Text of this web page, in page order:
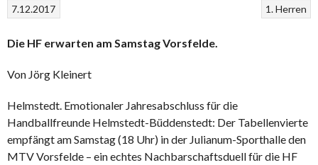
1. Herren
7.12.2017
Die HF erwarten am Samstag Vorsfelde.
Von Jörg Kleinert
Helmstedt. Emotionaler Jahresabschluss für die
Handballfreunde Helmstedt-Büddenstedt: Der Tabellenvierte
empfängt am Samstag (18 Uhr) in der Julianum-Sporthalle den
MTV Vorsfelde – ein echtes Nachbarschaftsduell für die HF